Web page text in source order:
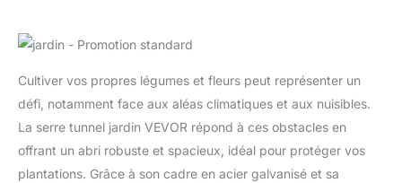
Cultiver vos propres légumes et fleurs peut représenter un
défi, notamment face aux aléas climatiques et aux nuisibles.
La serre tunnel jardin VEVOR répond à ces obstacles en
offrant un abri robuste et spacieux, idéal pour protéger vos
plantations. Grâce à son cadre en acier galvanisé et sa